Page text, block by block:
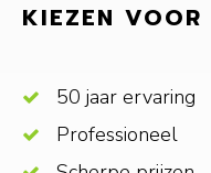
KIEZEN VOOR
50 jaar ervaring
Professioneel